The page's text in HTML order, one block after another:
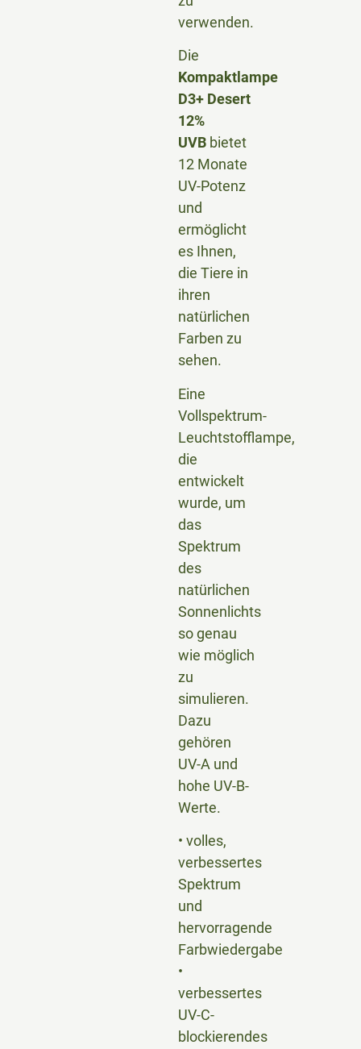
verwenden.
Die
Kompaktlampe
D3+ Desert
12%
UVBbietet
12 Monate
UV-Potenz
und
ermöglicht
es Ihnen,
die Tiere in
ihren
natürlichen
Farben zu
sehen.
Eine
Vollspektrum-
Leuchtstofflampe,
die
entwickelt
wurde, um
das
Spektrum
des
natürlichen
Sonnenlichts
so genau
wie möglich
zu
simulieren.
Dazu
gehören
UV-A und
hohe UV-B-
Werte.
• volles,
verbessertes
Spektrum
und
hervorragende
Farbwiedergabe
•
verbessertes
UV-C-
blockierendes